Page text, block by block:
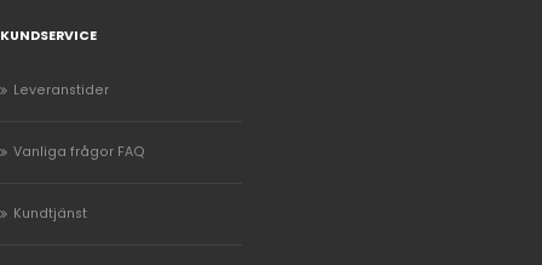
KUNDSERVICE
Leveranstider
Vanliga frågor FAQ
Kundtjänst